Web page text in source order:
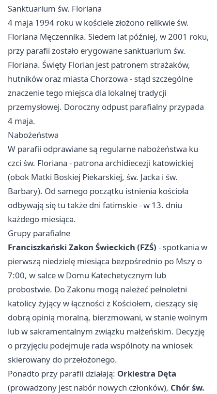
Sanktuarium św. Floriana
4 maja 1994 roku w kościele złożono relikwie św.
Floriana Męczennika. Siedem lat później, w 2001 roku,
przy parafii zostało erygowane sanktuarium św.
Floriana. Święty Florian jest patronem strażaków,
hutników oraz miasta Chorzowa - stąd szczególne
znaczenie tego miejsca dla lokalnej tradycji
przemysłowej. Doroczny odpust parafialny przypada
4 maja.
Nabożeństwa
W parafii odprawiane są regularne nabożeństwa ku
czci św. Floriana - patrona archidiecezji katowickiej
(obok Matki Boskiej Piekarskiej, św. Jacka i św.
Barbary). Od samego początku istnienia kościoła
odbywają się tu także dni fatimskie - w 13. dniu
każdego miesiąca.
Grupy parafialne
Franciszkański Zakon Świeckich (FZŚ) - spotkania w
pierwszą niedzielę miesiąca bezpośrednio po Mszy o
7:00, w salce w Domu Katechetycznym lub
probostwie. Do Zakonu mogą należeć pełnoletni
katolicy żyjący w łączności z Kościołem, cieszący się
dobrą opinią moralną, bierzmowani, w stanie wolnym
lub w sakramentalnym związku małżeńskim. Decyzję
o przyjęciu podejmuje rada wspólnoty na wniosek
skierowany do przełożonego.
Ponadto przy parafii działają: Orkiestra Dęta
(prowadzony jest nabór nowych członków), Chór św.